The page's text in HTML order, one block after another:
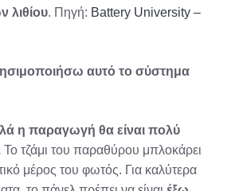
λιθίου. Πηγή: Battery University –
αυτό το σύστημα
η παραγωγή θα είναι πολύ
Το τζάμι του παραθύρου μπλοκάρει
μέρος του φωτός. Για καλύτερα